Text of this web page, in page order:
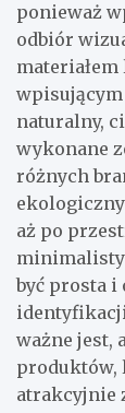
ponieważ
odbiór
wpisującym
naturalny,
wykonane
różnych
aż po
być prosta i
ważne jest,
produktów,
atrakcyjnie